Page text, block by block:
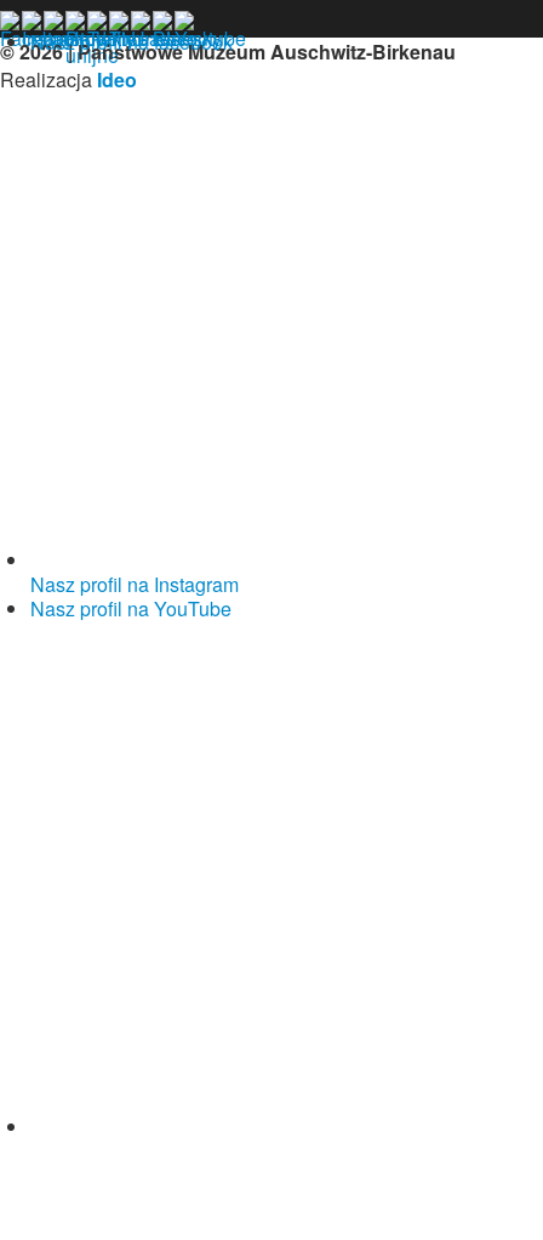
© 2026 | Państwowe Muzeum Auschwitz-Birkenau
Realizacja Ideo
Nasz profil na facebook
Nasz profil na Instagram
Nasz profil na YouTube